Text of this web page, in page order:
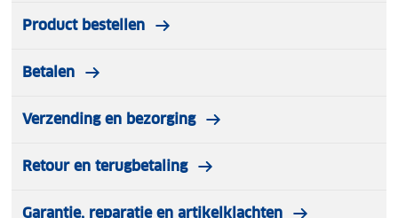
Product bestellen
Betalen
Verzending en bezorging
Retour en terugbetaling
Garantie, reparatie en artikelklachten